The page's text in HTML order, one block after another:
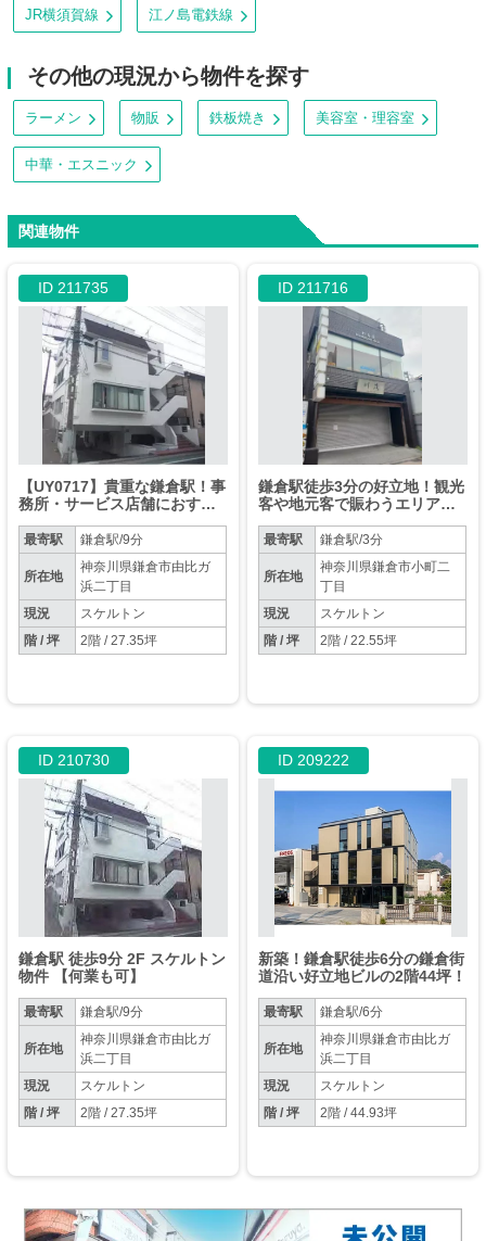
JR横須賀線 江ノ島電鉄線
その他の現況から物件を探す
ラーメン 物販 鉄板焼き 美容室・理容室
中華・エスニック
関連物件
ID 211735
【UY0717】貴重な鎌倉駅！事
務所・サービス店舗におすす
し！
最寄駅 鎌倉駅/9分
所在地
神奈川県鎌倉市由比ガ
浜二丁目
現況
スケルトン
階 / 坪
2階 / 27.35坪
ID 211716
鎌倉駅徒歩3分の好立地！観光
客や地元客で賑わうエリアの2
最寄駅 鎌倉駅/3分
所在地
神奈川県鎌倉市小町二
丁目
現況
スケルトン
階 / 坪
2階 / 22.55坪
ID 210730
鎌倉駅 徒歩9分 2F スケルトン
物件 【何業も可】
最寄駅 鎌倉駅/9分
所在地
神奈川県鎌倉市由比ガ
浜二丁目
現況
スケルトン
階 / 坪
2階 / 27.35坪
ID 209222
新築！鎌倉駅徒歩6分の鎌倉街
道沿い好立地ビルの2階44坪！
最寄駅 鎌倉駅/6分
所在地
神奈川県鎌倉市由比ガ
浜二丁目
現況
スケルトン
階 / 坪
2階 / 44.93坪